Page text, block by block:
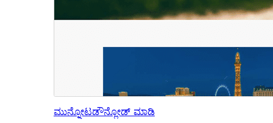
ಮುನ್ನೋಟಡೌನ್ಲೋಡ್ ಮಾಡಿ